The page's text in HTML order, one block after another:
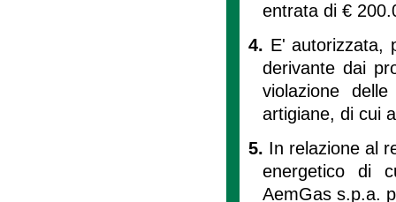
entrata di €
4. E' autorizzata,
derivante dai
violazione
artigiane, di cui
5. In relazione al
energetico di
AemGas s.p.a.